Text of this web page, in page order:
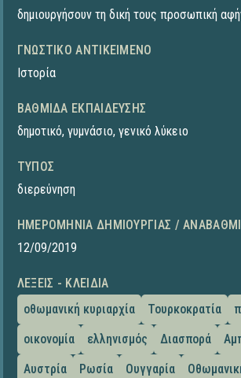
δημιουργήσουν τη δική τους προσωπική
ΓΝΩΣΤΙΚΌ ΑΝΤΙΚΕΊΜΕΝΟ
Ιστορία
ΒΑΘΜΊΔΑ ΕΚΠΑΊΔΕΥΣΗΣ
δημοτικό, γυμνάσιο, γενικό λύκειο
ΤΎΠΟΣ
διερεύνηση
ΗΜΕΡΟΜΗΝΊΑ ΔΗΜΙΟΥΡΓΊΑΣ /
12/09/2019
ΛΈΞΕΙΣ - ΚΛΕΙΔΙΆ
οθωμανική κυριαρχία
Τουρκοκρατία
οικονομία
ελληνισμός Διασπορά
Αυστρία
Ρωσία Ουγγαρία